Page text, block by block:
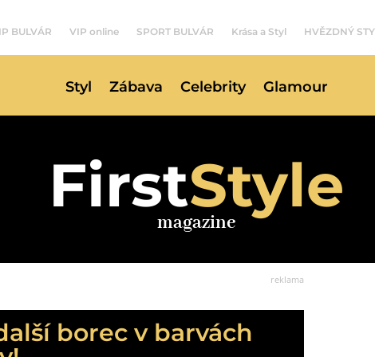
BULVÁR VIP online SPORT BULVÁR Krása a Styl HVĚZDNÝ
Styl Zábava Celebrity Glamour
FirstStyle
magazine
reklama
borec v barvách